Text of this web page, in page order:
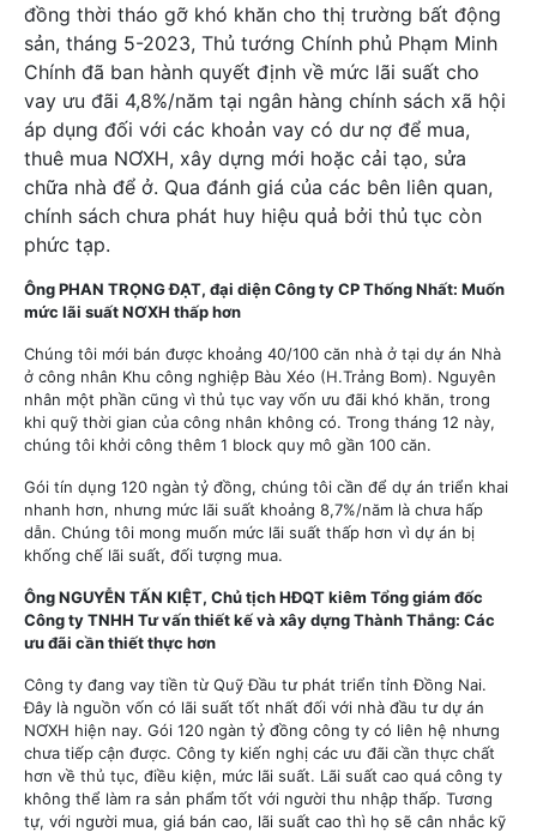
đồng thời tháo gỡ khó khăn cho thị trường bất động
sản, tháng 5-2023, Thủ tướng Chính phủ Phạm Minh
Chính đã ban hành quyết định về mức lãi suất cho
vay ưu đãi 4,8%/năm tại ngân hàng chính sách xã hội
áp dụng đối với các khoản vay có dư nợ để mua,
thuê mua NƠXH, xây dựng mới hoặc cải tạo, sửa
chữa nhà để ở. Qua đánh giá của các bên liên quan,
chính sách chưa phát huy hiệu quả bởi thủ tục còn
phức tạp.
Ông PHAN TRỌNG ĐẠT, đại diện Công ty CP Thống Nhất: Muốn
mức lãi suất NƠXH thấp hơn
Chúng tôi mới bán được khoảng 40/100 căn nhà ở tại dự án Nhà
ở công nhân Khu công nghiệp Bàu Xéo (H.Trảng Bom). Nguyên
nhân một phần cũng vì thủ tục vay vốn ưu đãi khó khăn, trong
khi quỹ thời gian của công nhân không có. Trong tháng 12 này,
chúng tôi khởi công thêm 1 block quy mô gần 100 căn.
Gói tín dụng 120 ngàn tỷ đồng, chúng tôi cần để dự án triển khai
nhanh hơn, nhưng mức lãi suất khoảng 8,7%/năm là chưa hấp
dẫn. Chúng tôi mong muốn mức lãi suất thấp hơn vì dự án bị
khống chế lãi suất, đối tượng mua.
Ông NGUYỄN TẤN KIỆT, Chủ tịch HĐQT kiêm Tổng giám đốc
Công ty TNHH Tư vấn thiết kế và xây dựng Thành Thắng: Các
ưu đãi cần thiết thực hơn
Công ty đang vay tiền từ Quỹ Đầu tư phát triển tỉnh Đồng Nai.
Đây là nguồn vốn có lãi suất tốt nhất đối với nhà đầu tư dự án
NƠXH hiện nay. Gói 120 ngàn tỷ đồng công ty có liên hệ nhưng
chưa tiếp cận được. Công ty kiến nghị các ưu đãi cần thực chất
hơn về thủ tục, điều kiện, mức lãi suất. Lãi suất cao quá công ty
không thể làm ra sản phẩm tốt với người thu nhập thấp. Tương
tự, với người mua, giá bán cao, lãi suất cao thì họ sẽ cân nhắc kỹ